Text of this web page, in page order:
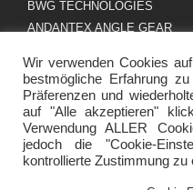
BWG TECHNOLOGIES
ANDANTEX ANGLE GEAR
Über uns
Gruppenprofil
Karriere
Wir verwenden Cookies
bestmögliche Erfahrung
Präferenzen und
auf "Alle akzeptieren"
Verwendung ALLER
jedoch die "Cookie-
kontrollierte Zustimmung zu